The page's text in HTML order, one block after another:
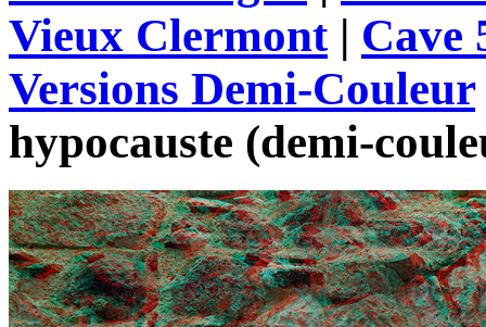
Vieux Clermont| Cave
Versions Demi-Couleur
hypocauste (demi-